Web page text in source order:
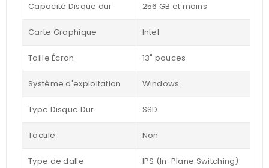
Capacité Disque dur 256 GB et moins
Carte Graphique Intel
Taille Écran 13" pouces
Système d'exploitation Windows
Type Disque Dur SSD
Tactile Non
Type de dalle IPS (In-Plane Switching)